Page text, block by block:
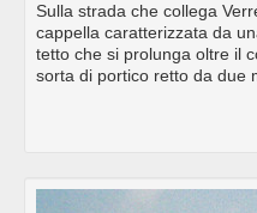
Sulla strada che collega
cappella caratterizzata da
tetto che si prolunga oltre il
sorta di portico retto da due